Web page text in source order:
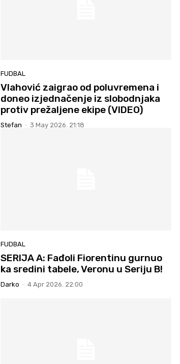
FUDBAL
Vlahović zaigrao od poluvremena i
doneo izjednačenje iz slobodnjaka
protiv prežaljene ekipe (VIDEO)
Stefan - 3 May 2026. 21:18
FUDBAL
SERIJA A: Fađoli Fiorentinu gurnuo
ka sredini tabele, Veronu u Seriju B!
Darko - 4 Apr 2026. 22:00